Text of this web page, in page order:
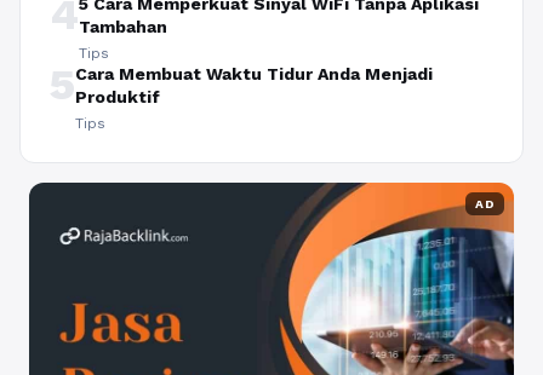
4Tambahan
Tips
5Cara Membuat Waktu Tidur Anda Menjadi
Produktif
Tips
AD